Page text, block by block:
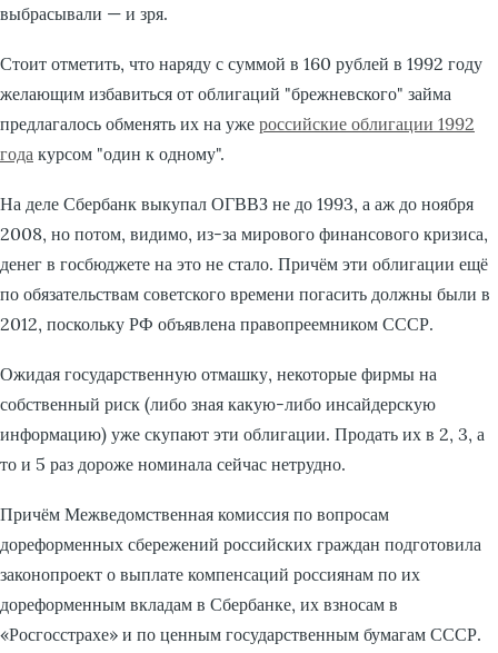
выбрасывали — и зря.
Стоит отметить, что наряду с суммой в 160 рублей в 1992 году
желающим избавиться от облигаций "брежневского" займа
предлагалось обменять их на уже российские облигации 1992
года курсом "один к одному".
На деле Сбербанк выкупал ОГВВЗ не до 1993, а аж до ноября
2008, но потом, видимо, из-за мирового финансового кризиса,
денег в госбюджете на это не стало. Причём эти облигации ещё
по обязательствам советского времени погасить должны были в
2012, поскольку РФ объявлена правопреемником СССР.
Ожидая государственную отмашку, некоторые фирмы на
собственный риск (либо зная какую-либо инсайдерскую
информацию) уже скупают эти облигации. Продать их в 2, 3, а
то и 5 раз дороже номинала сейчас нетрудно.
Причём Межведомственная комиссия по вопросам
дореформенных сбережений российских граждан подготовила
законопроект о выплате компенсаций россиянам по их
дореформенным вкладам в Сбербанке, их взносам в
«Росгосстрахе» и по ценным государственным бумагам СССР.